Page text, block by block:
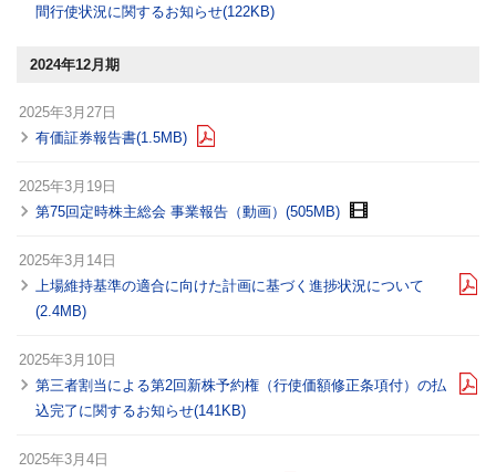
間行使状況に関するお知らせ(122KB)
2024年12月期
2025年3月27日
有価証券報告書(1.5MB)
2025年3月19日
第75回定時株主総会 事業報告（動画）(505MB)
2025年3月14日
上場維持基準の適合に向けた計画に基づく進捗状況について
(2.4MB)
2025年3月10日
第三者割当による第2回新株予約権（行使価額修正条項付）の払
込完了に関するお知らせ(141KB)
2025年3月4日